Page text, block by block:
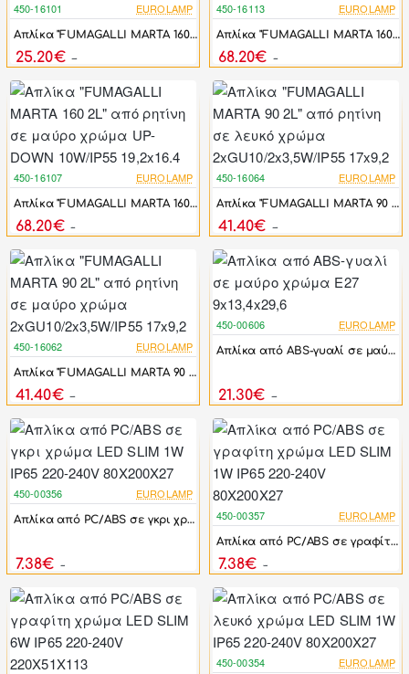
-17%
450-16101 EUROLAMP
Απλίκα "FUMAGALLI MARTA 160 1L" από ρητίνη σε μαύρο χρώμα E27/IP55 19,2x16.4
25.20€
-17%
450-16113 EUROLAMP
Απλίκα "FUMAGALLI MARTA 160 2L" από ρητίνη σε γκρι χρώμα UP-DOWN 10W/IP55 19,2x16.4
68.20€
-17%
450-16107 EUROLAMP
Απλίκα "FUMAGALLI MARTA 160 2L" από ρητίνη σε μαύρο χρώμα UP-DOWN 10W/IP55 19,2x16.4
68.20€
-17%
450-16064 EUROLAMP
Απλίκα "FUMAGALLI MARTA 90 2L" από ρητίνη σε λευκό χρώμα 2xGU10/2x3,5W/IP55 17x9,2
41.40€
-17%
450-16062 EUROLAMP
Απλίκα "FUMAGALLI MARTA 90 2L" από ρητίνη σε μαύρο χρώμα 2xGU10/2x3,5W/IP55 17x9,2
41.40€
-17%
450-00606 EUROLAMP
Απλίκα από ABS-γυαλί σε μαύρο χρώμα Ε27 9x13,4x29,6
21.30€
-17%
450-00356 EUROLAMP
Απλίκα από PC/ABS σε γκρι χρώμα LED SLIM 1W IP65 220-240V 80X200X27
7.38€
-17%
450-00357 EUROLAMP
Απλίκα από PC/ABS σε γραφίτη χρώμα LED SLIM 1W IP65 220-240V 80X200X27
7.38€
-17%
450-00354 EUROLAMP